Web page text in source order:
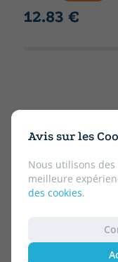
Avis sur les
Nous utilisons
meilleure
des cookies.
12.83 €